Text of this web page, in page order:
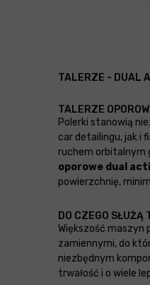
TALERZE - DUAL
TALERZE
Polerki stanowią
car detailingu, jak i
ruchem orbitalnym
oporowe dual
powierzchnię,
DO CZEGO
Większość maszyn
zamiennymi, do
niezbędnym
trwałość i o wiele